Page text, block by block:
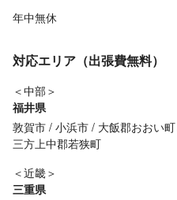
年中無休
対応エリア（出張費無料）
＜中部＞
福井県
敦賀市 小浜市 大飯郡おおい町
三方上中郡若狭町
＜近畿＞
三重県